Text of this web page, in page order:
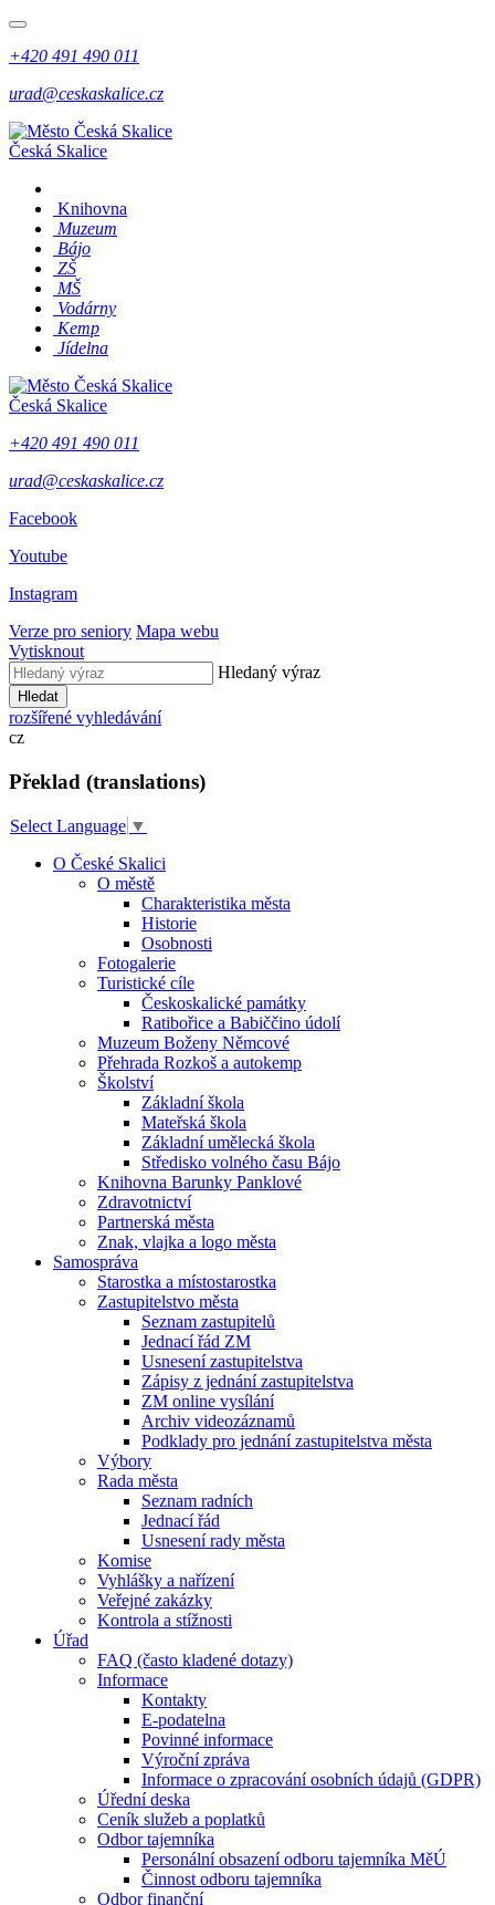
+420 491 490 011
urad@ceskaskalice.cz
Česká Skalice
Knihovna
Muzeum
Bájo
ZŠ
MŠ
Vodárny
Kemp
Jídelna
Česká Skalice
+420 491 490 011
urad@ceskaskalice.cz
Facebook
Youtube
Instagram
Verze pro seniory Mapa webu
Vytisknout
Hledaný výraz
Hledat
rozšířené vyhledávání
cz
Překlad (translations)
Select Language ▼
O České Skalici
O městě
Charakteristika města
Historie
Osobnosti
Fotogalerie
Turistické cíle
Českoskalické památky
Ratibořice a Babiččino údolí
Muzeum Boženy Němcové
Přehrada Rozkoš a autokemp
Školství
Základní škola
Mateřská škola
Základní umělecká škola
Středisko volného času Bájo
Knihovna Barunky Panklové
Zdravotnictví
Partnerská města
Znak, vlajka a logo města
Samospráva
Starostka a místostarostka
Zastupitelstvo města
Seznam zastupitelů
Jednací řád ZM
Usnesení zastupitelstva
Zápisy z jednání zastupitelstva
ZM online vysílání
Archiv videozáznamů
Podklady pro jednání zastupitelstva města
Výbory
Rada města
Seznam radních
Jednací řád
Usnesení rady města
Komise
Vyhlášky a nařízení
Veřejné zakázky
Kontrola a stížnosti
Úřad
FAQ (často kladené dotazy)
Informace
Kontakty
E-podatelna
Povinné informace
Výroční zpráva
Informace o zpracování osobních údajů (GDPR)
Úřední deska
Ceník služeb a poplatků
Odbor tajemníka
Personální obsazení odboru tajemníka MěÚ
Činnost odboru tajemníka
Odbor finanční